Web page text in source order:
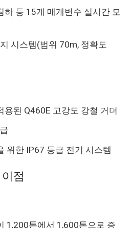
하 등 15개 매개변수 실시간 모
시스템(범위 70m, 정확도
용된 Q460E 고강도 강철 거더
위한 IP67 등급 전기 시스템
점
1,200톤에서 1,600톤으로 증